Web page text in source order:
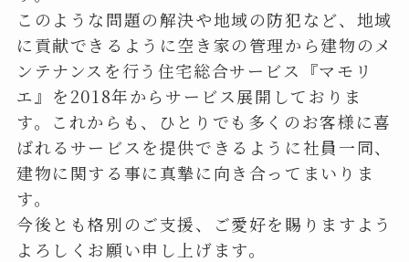
このような問題の解決や地域の防犯など、地域
に貢献できるように空き家の管理から建物のメ
ンテナンスを行う住宅総合サービス『マモリ
エ』を2018年からサービス展開しておりま
す。これからも、ひとりでも多くのお客様に喜
ばれるサービスを提供できるように社員一同、
建物に関する事に真摯に向き合ってまいりま
す。
今後とも格別のご支援、ご愛好を賜りますよう
よろしくお願い申し上げます。